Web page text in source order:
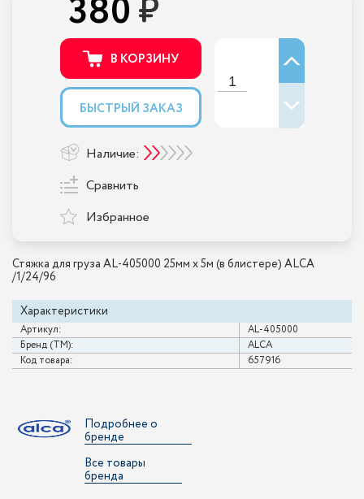
Стяжка для груза AL-405000 25мм x 5м (в блистере) ALCA
/1/24/96
Характеристики
Артикул:
AL-405000
Бренд (ТМ):
ALCA
Код товара:
657916
380
В КОРЗИНУ
БЫСТРЫЙ ЗАКАЗ
Наличие:
Сравнить
Избранное
Подробнее о
бренде
Все товары
бренда